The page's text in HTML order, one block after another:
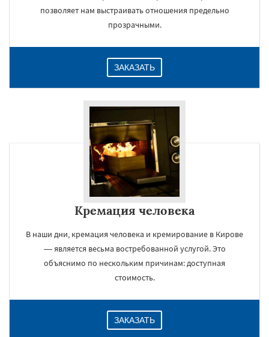
позволяет нам выстраивать отношения предельно
прозрачными.
ЗАКАЗАТЬ
Кремация человека
В наши дни, кремация человека и кремирование в Кирове
— является весьма востребованной услугой. Это
объяснимо по нескольким причинам: доступная
стоимость.
ЗАКАЗАТЬ